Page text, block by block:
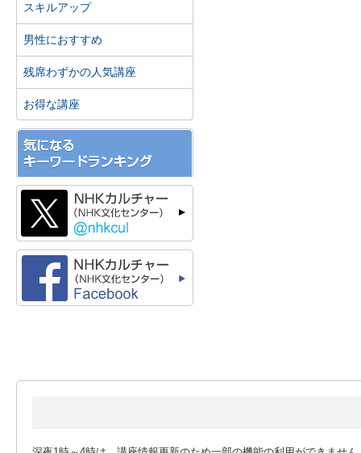
スキルアップ
男性におすすめ
残席わずかの人気講座
お得な講座